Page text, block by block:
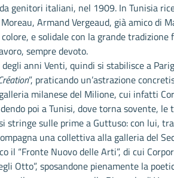
genitori italiani, nel 1909. In Tunisia
Armand Vergeaud, già amico di
e solidale con la grande tradizione
sempre devoto.
anni Venti, quindi si stabilisce a
”, praticando un’astrazione
milanese del Milione, cui infatti
poi a Tunisi, dove torna sovente, le
stringe sulle prime a Guttuso: con lui,
una collettiva alla galleria del
il “Fronte Nuovo delle Arti”, di cui
Otto”, sposandone pienamente la